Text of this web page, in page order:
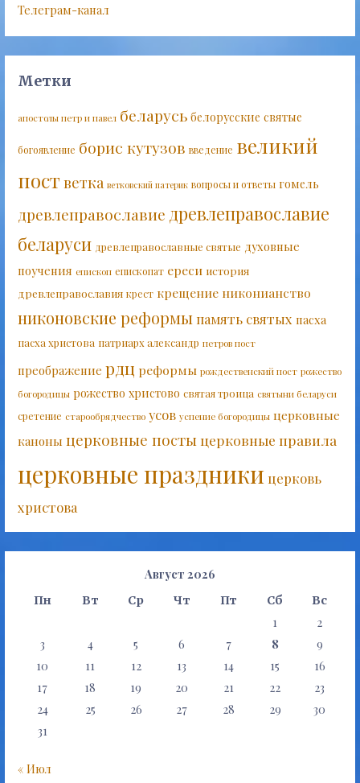
Телеграм-канал
Метки
апостолы петр и павел беларусь белорусские святые
богоявление борис кутузов введение великий
постветка ветковский патерик вопросы и ответы гомель
древлеправославие древлеправославие
беларуси древлеправославные святые духовные
поучения епископ епископат ереси история
древлеправославия крест крещение никонианство
никоновские реформыпамять святых пасха
пасха христова патриарх александр петров пост
преображение рдц реформы рождественский пост рожество
богородицы рожество христово святая троица святыни беларуси
сретение старообрядчество усов успение богородицы церковные
каноны церковные посты церковные правила
церковные праздникицерковь
христова
Август 2026
Пн Вт Ср Чт Пт Сб Вс
1
2
3
4 5 6 7 8
9
10
11 12 13 14 15
16
17
18 19 20 21 22
23
24
25 26 27 28 29
30
31
« Июл